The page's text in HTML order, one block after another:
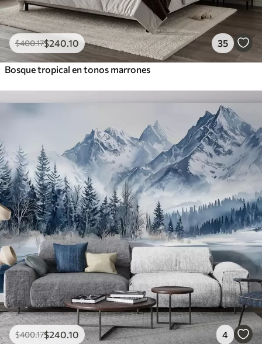
$400.17$240 .10 35
Bosque tropical en tonos marrones
$400.17$240 .10 4